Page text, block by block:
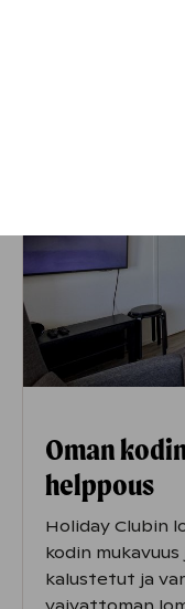
jokaiselle
Oman
helppous
Holiday Clubin
kodin
kalustetut ja
Sisällön